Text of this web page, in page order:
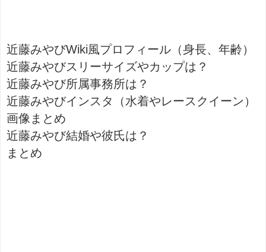
近藤みやびWiki風プロフィール（身長、年齢）
近藤みやびスリーサイズやカップは？
近藤みやび所属事務所は？
近藤みやびインスタ（水着やレースクイーン）
画像まとめ
近藤みやび結婚や彼氏は？
まとめ